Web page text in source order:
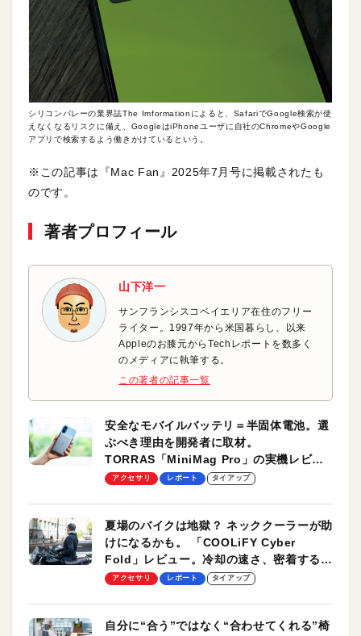
シリコンバレーの業界誌The Imformationによると、SafariでGoogle検索が使
えなくなるリスクに備え、GoogleはiPhoneユーザに自社のChromeやGoogle
アプリで検索するよう働きかけているという。
※この記事は『Mac Fan』2025年7月号に掲載されたも
のです。
著者プロフィール
山下洋一
サンフランシスコベイエリア在住のフリー
ライター。1997年から米国暮らし、以来
Appleのお膝元からTechレポートを数多く
のメディアに執筆する。
この著者の記事一覧
安全なモバイルバッテリ＝半固体電池。選
ぶべき理由を開発者に取材。
TORRAS「MiniMag Pro」の実機レビュ
ーも
アクセサリ レポート タイアップ
夏場のバイクは地獄？ ネッククーラーが助
けになるかも。 「COOLiFY Cyber
Fold」レビュー。冷却の速さ、密着する冷
却プレート、シンプルな操作性がグッド！
アクセサリ レポート タイアップ
自分に“合う”ではなく“合わせてくれる”椅